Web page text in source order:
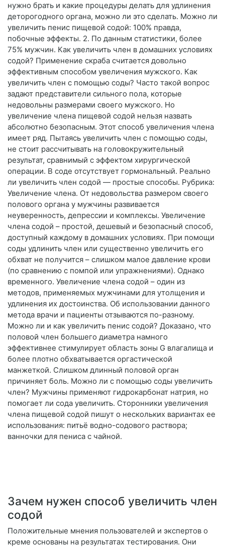
нужно брать и какие процедуры делать для удлинения
деторогодного органа, можно ли это сделать. Можно ли
увеличить пенис пищевой содой: 100% правда,
побочные эффекты. 2. По данным статистики, более
75% мужчин. Как увеличить член в домашних условиях
содой? Применение скраба считается довольно
эффективным способом увеличения мужского. Как
увеличить член с помощью соды? Часто такой вопрос
задают представители сильного пола, которые
недовольны размерами своего мужского. Но
увеличение члена пищевой содой нельзя назвать
абсолютно безопасным. Этот способ увеличения члена
имеет ряд. Пытаясь увеличить член с помощью соды,
не стоит рассчитывать на головокружительный
результат, сравнимый с эффектом хирургической
операции. В соде отсутствует гормональный. Реально
ли увеличить член содой — простые способы. Рубрика:
Увеличение члена. От недовольства размером своего
полового органа у мужчины развивается
неуверенность, депрессии и комплексы. Увеличение
члена содой – простой, дешевый и безопасный способ,
доступный каждому в домашних условиях. При помощи
соды удлинить член или существенно увеличить его
обхват не получится – слишком малое давление крови
(по сравнению с помпой или упражнениями). Однако
временного. Увеличение члена содой – один из
методов, применяемых мужчинами для утолщения и
удлинения их достоинства. Об использовании данного
метода врачи и пациенты отзываются по-разному.
Можно ли и как увеличить пенис содой? Доказано, что
половой член большего диаметра намного
эффективнее стимулирует область зоны G влагалища и
более плотно обхватывается оргастической
манжеткой. Слишком длинный половой орган
причиняет боль. Можно ли с помощью соды увеличить
член? Мужчины применяют гидрокарбонат натрия, но
помогает ли сода увеличить. Сторонники увеличения
члена пищевой содой пишут о нескольких вариантах ее
использования: питьё водно-содового раствора;
ванночки для пениса с чайной.
Зачем нужен способ увеличить член
содой
Положительные мнения пользователей и экспертов о
креме основаны на результатах тестирования. Они